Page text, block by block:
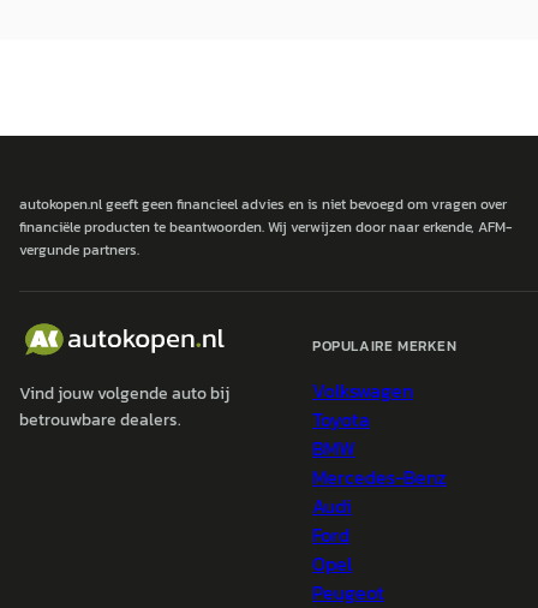
autokopen.nl geeft geen financieel advies en is niet bevoegd om vragen over
financiële producten te beantwoorden. Wij verwijzen door naar erkende, AFM-
vergunde partners.
Vind jouw volgende auto bij
betrouwbare dealers.
POPULAIRE MERKEN
Volkswagen
Toyota
BMW
Mercedes-Benz
Audi
Ford
Opel
Peugeot